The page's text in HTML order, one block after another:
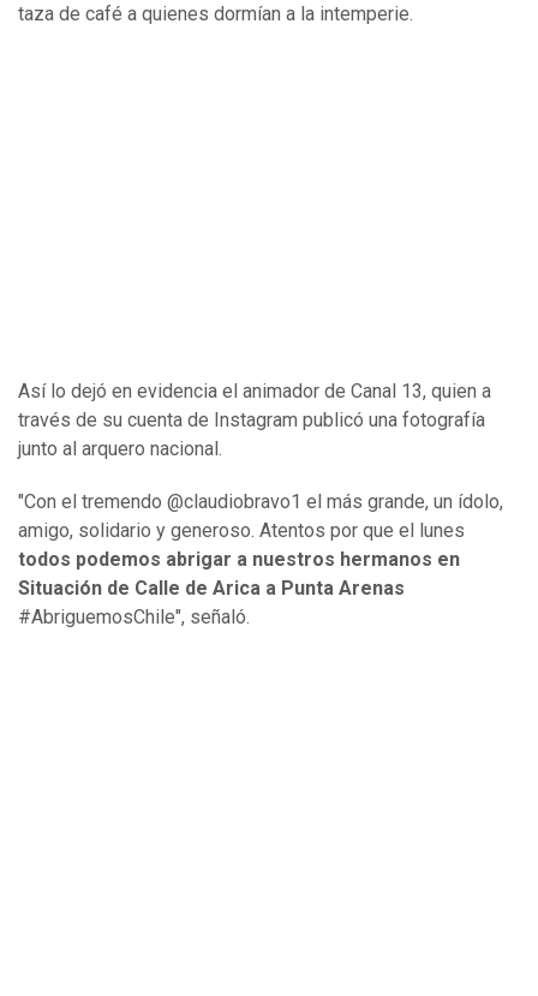
taza de café a quienes dormían a la intemperie.
Así lo dejó en evidencia el animador de Canal 13, quien a
través de su cuenta de Instagram publicó una fotografía
junto al arquero nacional.
"Con el tremendo @claudiobravo1 el más grande, un ídolo,
amigo, solidario y generoso. Atentos por que el lunes
todos podemos abrigar a nuestros hermanos en
Situación de Calle de Arica a Punta Arenas
#AbriguemosChile", señaló.